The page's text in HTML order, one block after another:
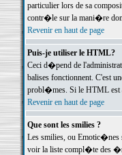
particulier lors de sa
contr�le sur la mani�re
Revenir en haut de page
Puis-je utiliser le HTML?
Ceci d�pend de
balises fonctionnent. C'est
probl�mes. Si le HTML est
Revenir en haut de page
Que sont les smilies ?
Les smilies, ou Emotic�nes
voir la liste compl�te des